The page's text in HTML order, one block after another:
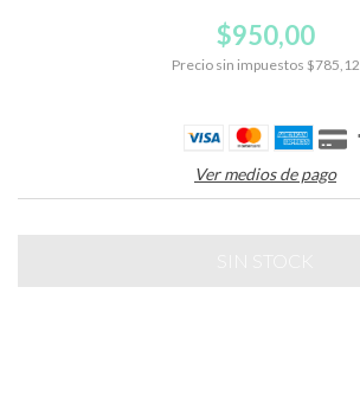
$950,00
Precio sin impuestos $785,12
Ver medios de pago